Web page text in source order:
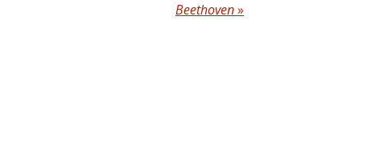
Beethoven»